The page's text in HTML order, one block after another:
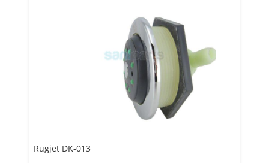
Rugjet DK-013